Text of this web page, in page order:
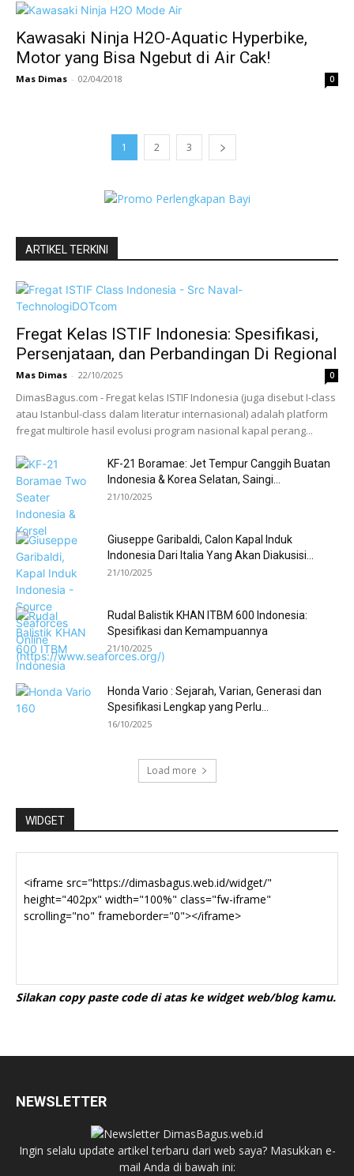
Kawasaki Ninja H2O-Aquatic Hyperbike,
Motor yang Bisa Ngebut di Air Cak!
Mas Dimas - 02/04/2018 0
1 2 3
ARTIKEL TERKINI
Fregat Kelas ISTIF Indonesia: Spesifikasi,
Persenjataan, dan Perbandingan Di Regional
Mas Dimas - 22/10/2025 0
DimasBagus.com - Fregat kelas ISTIF Indonesia (juga disebut I-class
atau Istanbul-class dalam literatur internasional) adalah platform
fregat multirole hasil evolusi program nasional kapal perang...
KF-21 Boramae: Jet Tempur Canggih Buatan
Indonesia & Korea Selatan, Saingi...
21/10/2025
Giuseppe Garibaldi, Calon Kapal Induk
Indonesia Dari Italia Yang Akan Diakusisi...
21/10/2025
Rudal Balistik KHAN ITBM 600 Indonesia:
Spesifikasi dan Kemampuannya
21/10/2025
Honda Vario : Sejarah, Varian, Generasi dan
Spesifikasi Lengkap yang Perlu...
16/10/2025
Load more
WIDGET
Silakan copy paste code di atas ke widget web/blog kamu.
NEWSLETTER
Ingin selalu update artikel terbaru dari web saya? Masukkan e-
mail Anda di bawah ini: